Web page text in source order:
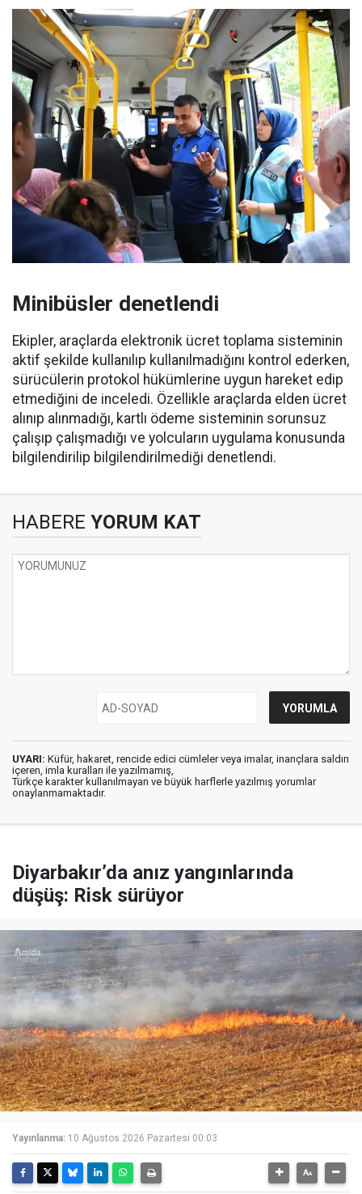
Minibüsler denetlendi
Ekipler, araçlarda elektronik ücret toplama sisteminin
aktif şekilde kullanılıp kullanılmadığını kontrol ederken,
sürücülerin protokol hükümlerine uygun hareket edip
etmediğini de inceledi. Özellikle araçlarda elden ücret
alınıp alınmadığı, kartlı ödeme sisteminin sorunsuz
çalışıp çalışmadığı ve yolcuların uygulama konusunda
bilgilendirilip bilgilendirilmediği denetlendi.
HABERE YORUM KAT
UYARI: Küfür, hakaret, rencide edici cümleler veya imalar, inançlara saldırı
içeren, imla kuralları ile yazılmamış,
Türkçe karakter kullanılmayan ve büyük harflerle yazılmış yorumlar
onaylanmamaktadır.
Diyarbakır’da anız yangınlarında
düşüş: Risk sürüyor
Yayınlanma: 10 Ağustos 2026 Pazartesi 00:03